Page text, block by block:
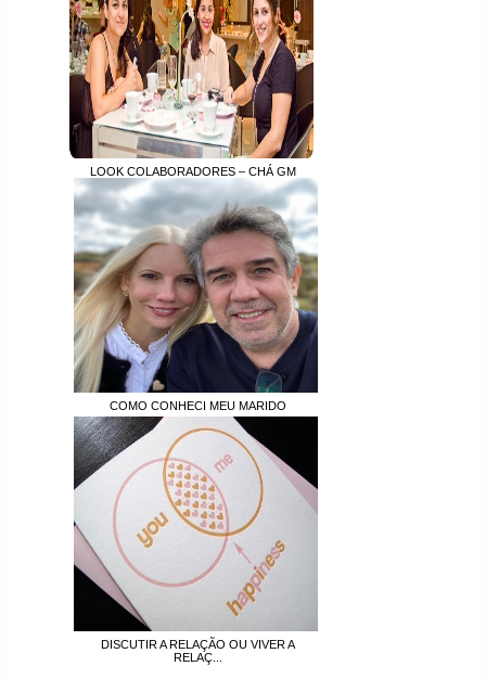
LOOK COLABORADORES – CHÁ GM
COMO CONHECI MEU MARIDO
DISCUTIR A RELAÇÃO OU VIVER A
RELAÇ...